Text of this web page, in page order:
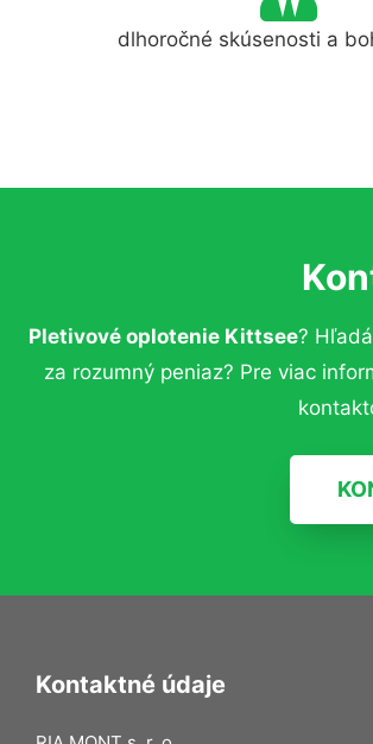
dlhoročné skúsenosti a
Pletivové oplotenie Kittsee?
za rozumný peniaz? Pre viac
Kontaktné údaje